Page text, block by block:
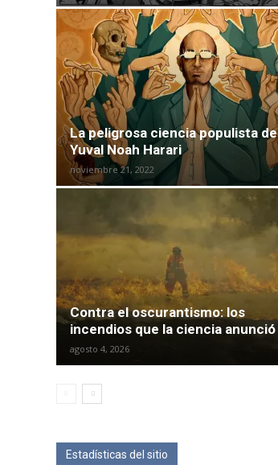
La peligrosa ciencia populista de
Yuval Noah Harari
noviembre 21, 2022
Contra el oscurantismo: los
incendios que la ciencia anunció
agosto 4, 2026
Estadísticas del sitio